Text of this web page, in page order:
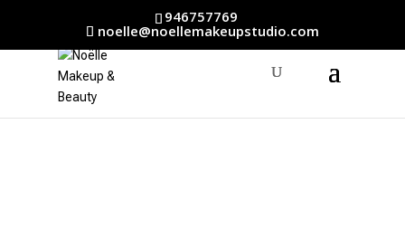
946757769
noelle@noellemakeupstudio.com